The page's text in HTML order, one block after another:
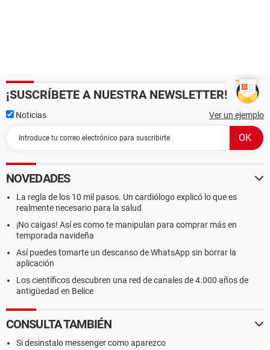
¡SUSCRÍBETE A NUESTRA NEWSLETTER!
Noticias Ver un ejemplo
NOVEDADES
La regla de los 10 mil pasos. Un cardiólogo explicó lo que es
realmente necesario para la salud
¡No caigas! Así es como te manipulan para comprar más en
temporada navideña
Así puedes tomarte un descanso de WhatsApp sin borrar la
aplicación
Los científicos descubren una red de canales de 4.000 años de
antigüedad en Belice
CONSULTA TAMBIÉN
Si desinstalo messenger como aparezco